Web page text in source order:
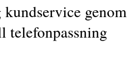
genom
telefonpassning